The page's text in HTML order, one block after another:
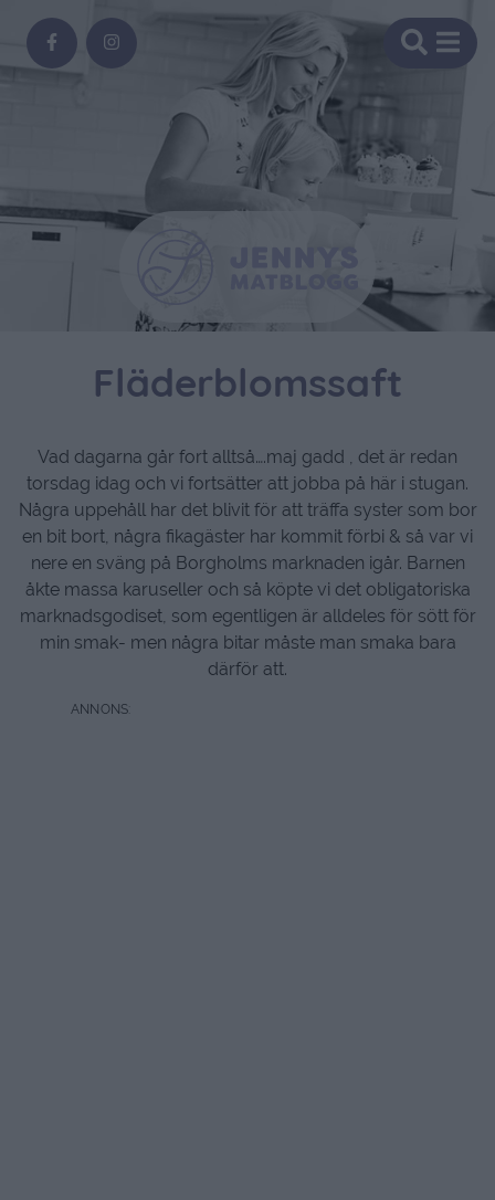
Fläderblomssaft
Vad dagarna går fort alltså….maj gadd , det är redan
torsdag idag och vi fortsätter att jobba på här i stugan.
Några uppehåll har det blivit för att träffa syster som bor
en bit bort, några fikagäster har kommit förbi & så var vi
nere en sväng på Borgholms marknaden igår. Barnen
åkte massa karuseller och så köpte vi det obligatoriska
marknadsgodiset, som egentligen är alldeles för sött för
min smak- men några bitar måste man smaka bara
därför att.